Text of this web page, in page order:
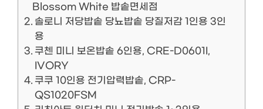
Blossom White 밥솥면세점
솔로니 저당밥솥 당뇨밥솥 당질저감 1인용 3인
용
쿠첸 미니 보온밥솥 6인용, CRE-D0601I,
IVORY
쿠쿠 10인용 전기압력밥솥, CRP-
QS1020FSM